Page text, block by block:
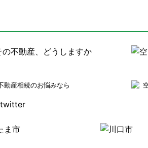
動産相続のお悩みなら